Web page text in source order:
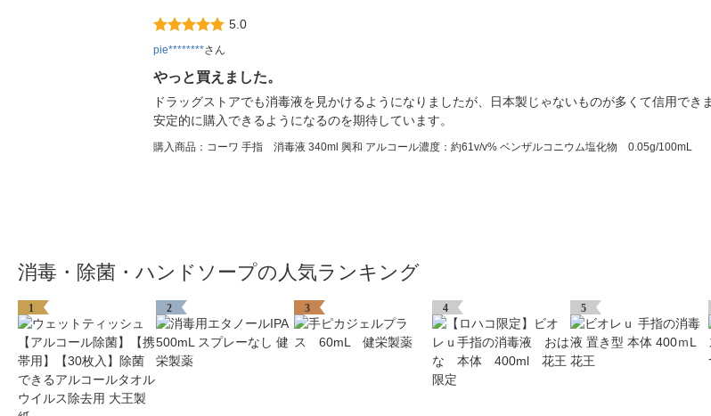
5.0
pie********さん
やっと買えました。
ドラッグストアでも消毒液を見かけるようになりましたが、日本製じゃないものが多くて信用でき
安定的に購入できるようになるのを期待しています。
購入商品：コーワ 手指 消毒液 340ml 興和 アルコール濃度：約61v/v% ベンザルコニウム塩化物 0.05g/100mL
消毒・除菌・ハンドソープの人気ランキング
1 2 3 4 5